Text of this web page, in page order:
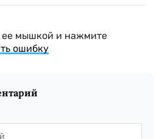
ее мышкой и нажмите
ошибку